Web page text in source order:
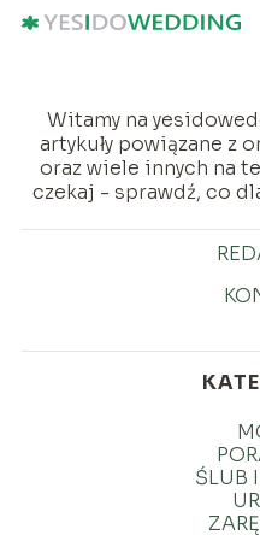
Witamy na
artykuły powiązane z
oraz wiele innych na
czekaj - sprawdź, co
ŚLUB